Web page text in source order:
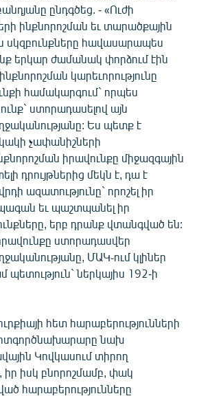
ընդգծեց. - «Ուժի
ինքնորոշման եւ տարածքային
սկզբունքները հավասարապես
երկար ժամանակ փորձում էին
կարեւորությունը
համակարգում` որպես
ստորադասելով այն
Ես պետք է
չափանիշների
իրավունքը միջազգային
դրույթներից մեկն է, դա է
ազատությունը` որոշել իր
եւ պաշտպանել իր
երբ դրանք վտանգված են:
ստորադասվեր
ՄԱԿ֊ում կլիներ
պետություն` ներկայիս 192-ի
հետ հարաբերությունների
նախ
Կովկասում տիրող
իսկ բնորոշմամբ, փակ
հարաբերությունները